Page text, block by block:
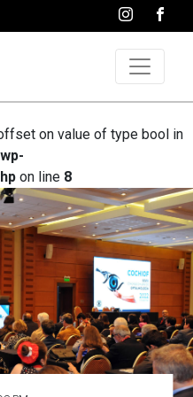
on value of type bool in
on line 8